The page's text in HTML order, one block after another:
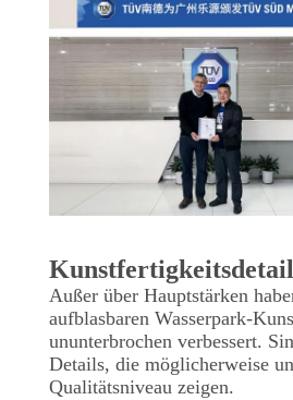
Außer über Hauptstärken
aufblasbaren Wasserpark-
ununterbrochen verbessert.
Details, die möglicherweise
Qualitätsniveau zeigen.